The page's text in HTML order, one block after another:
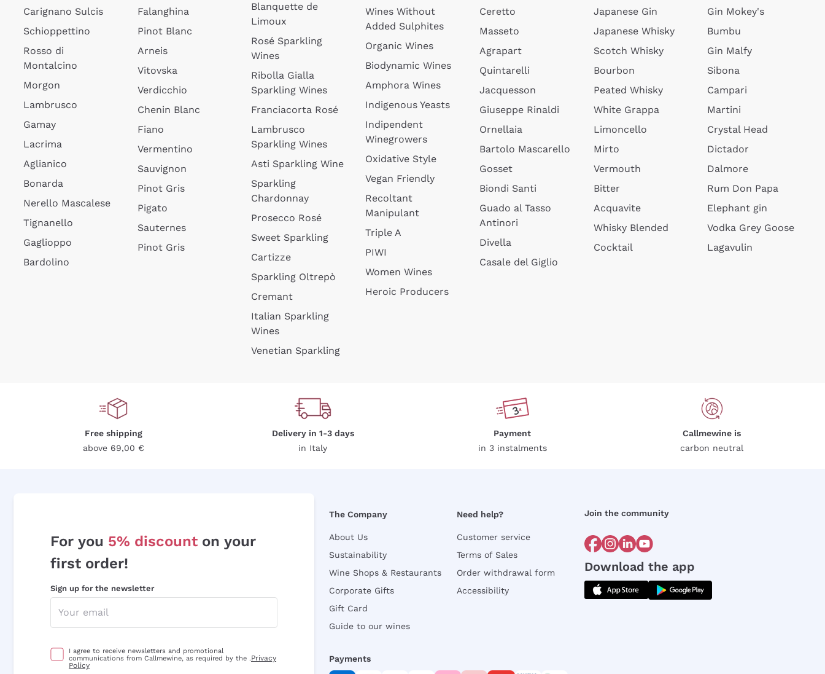
Carignano Sulcis
Schioppettino
Rosso di
Montalcino
Morgon
Lambrusco
Gamay
Lacrima
Aglianico
Bonarda
Nerello Mascalese
Tignanello
Gaglioppo
Bardolino
Falanghina
Pinot Blanc
Arneis
Vitovska
Verdicchio
Chenin Blanc
Fiano
Vermentino
Sauvignon
Pinot Gris
Pigato
Sauternes
Pinot Gris
Blanquette de
Limoux
Rosé Sparkling
Wines
Ribolla Gialla
Sparkling Wines
Franciacorta Rosé
Lambrusco
Sparkling Wines
Asti Sparkling Wine
Sparkling
Chardonnay
Prosecco Rosé
Sweet Sparkling
Cartizze
Sparkling Oltrepò
Cremant
Italian Sparkling
Wines
Venetian Sparkling
Wines Without
Added Sulphites
Organic Wines
Biodynamic Wines
Amphora Wines
Indigenous Yeasts
Indipendent
Winegrowers
Oxidative Style
Vegan Friendly
Recoltant
Manipulant
Triple A
PIWI
Women Wines
Heroic Producers
Ceretto
Masseto
Agrapart
Quintarelli
Jacquesson
Giuseppe Rinaldi
Ornellaia
Bartolo Mascarello
Gosset
Biondi Santi
Guado al Tasso
Antinori
Divella
Casale del Giglio
Japanese Gin
Japanese Whisky
Scotch Whisky
Bourbon
Peated Whisky
White Grappa
Limoncello
Mirto
Vermouth
Bitter
Acquavite
Whisky Blended
Cocktail
Gin Mokey's
Bumbu
Gin Malfy
Sibona
Campari
Martini
Crystal Head
Dictador
Dalmore
Rum Don Papa
Elephant gin
Vodka Grey Goose
Lagavulin
Free shipping
above 69,00 €
Delivery in 1-3 days
in Italy
Payment
in 3 instalments
Callmewine is
carbon neutral
For you 5% discount on your
first order!
Sign up for the newsletter
I agree to receive newsletters and promotional
communications from Callmewine, as required by the .Privacy
Policy
The Company
About Us
Sustainability
Wine Shops & Restaurants
Corporate Gifts
Gift Card
Guide to our wines
Need help?
Customer service
Terms of Sales
Order withdrawal form
Accessibility
Join the community
Download the app
Payments